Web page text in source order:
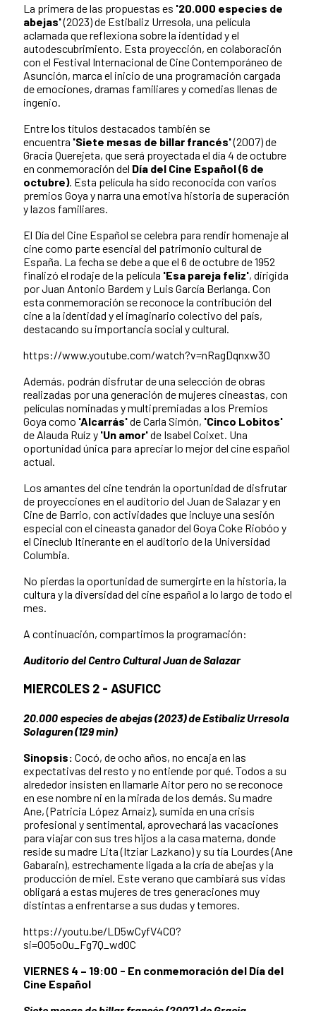
La primera de las propuestas es '20.000 especies de
abejas'(2023) de Estibaliz Urresola, una película
aclamada que reflexiona sobre la identidad y el
autodescubrimiento. Esta proyección, en colaboración
con el Festival Internacional de Cine Contemporáneo de
Asunción, marca el inicio de una programación cargada
de emociones, dramas familiares y comedias llenas de
ingenio.
Entre los títulos destacados también se
encuentra 'Siete mesas de billar francés'(2007) de
Gracia Querejeta, que será proyectada el día 4 de octubre
en conmemoración del Día del Cine Español (6 de
octubre). Esta película ha sido reconocida con varios
premios Goya y narra una emotiva historia de superación
y lazos familiares.
El Día del Cine Español se celebra para rendir homenaje al
cine como parte esencial del patrimonio cultural de
España. La fecha se debe a que el 6 de octubre de 1952
finalizó el rodaje de la película 'Esa pareja feliz', dirigida
por Juan Antonio Bardem y Luis García Berlanga. Con
esta conmemoración se reconoce la contribución del
cine a la identidad y el imaginario colectivo del país,
destacando su importancia social y cultural.
https://www.youtube.com/watch?v=nRagDqnxw30
Además, podrán disfrutar de una selección de obras
realizadas por una generación de mujeres cineastas, con
películas nominadas y multipremiadas a los Premios
Goya como 'Alcarrás'de Carla Simón, 'Cinco Lobitos'
de Alauda Ruíz y 'Un amor'de Isabel Coixet. Una
oportunidad única para apreciar lo mejor del cine español
actual.
Los amantes del cine tendrán la oportunidad de disfrutar
de proyecciones en el auditorio del Juan de Salazar y en
Cine de Barrio, con actividades que incluye una sesión
especial con el cineasta ganador del Goya Coke Riobóo y
el Cineclub Itinerante en el auditorio de la Universidad
Columbia.
No pierdas la oportunidad de sumergirte en la historia, la
cultura y la diversidad del cine español a lo largo de todo el
mes.
A continuación, compartimos la programación:
Auditorio del Centro Cultural Juan de Salazar
MIERCOLES 2 - ASUFICC
20.000 especies de abejas (2023) de Estibaliz Urresola
Solaguren (129 min)
Sinopsis: Cocó, de ocho años, no encaja en las
expectativas del resto y no entiende por qué. Todos a su
alrededor insisten en llamarle Aitor pero no se reconoce
en ese nombre ni en la mirada de los demás. Su madre
Ane, (Patricia López Arnaiz), sumida en una crisis
profesional y sentimental, aprovechará las vacaciones
para viajar con sus tres hijos a la casa materna, donde
reside su madre Lita (Itziar Lazkano) y su tía Lourdes (Ane
Gabarain), estrechamente ligada a la cría de abejas y la
producción de miel. Este verano que cambiará sus vidas
obligará a estas mujeres de tres generaciones muy
distintas a enfrentarse a sus dudas y temores.
https://youtu.be/LD5wCyfV4C0?
si=OO5oOu_Fg7Q_wdOC
VIERNES 4 – 19:00 - En conmemoración del Día del
Cine Español